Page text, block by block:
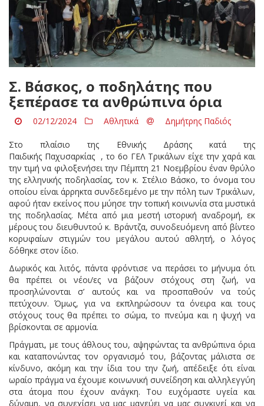
Σ. Βάσκος, ο ποδηλάτης που
ξεπέρασε τα ανθρώπινα όρια
02/12/2024 Αθλητικά Δημήτρης Παδιός
Στο πλαίσιο της Εθνικής Δράσης κατά της
Παιδικής Παχυσαρκίας , το 6ο ΓΕΛ Τρικάλων είχε την χαρά και
την τιμή να φιλοξενήσει την Πέμπτη 21 Νοεμβρίου έναν θρύλο
της ελληνικής ποδηλασίας, τον κ. Στέλιο Βάσκο, το όνομα του
οποίου είναι άρρηκτα συνδεδεμένο με την πόλη των Τρικάλων,
αφού ήταν εκείνος που μύησε την τοπική κοινωνία στα μυστικά
της ποδηλασίας. Μέτα από μια μεστή ιστορική αναδρομή, εκ
μέρους του διευθυντού κ. Βράντζα, συνοδευόμενη από βίντεο
κορυφαίων στιγμών του μεγάλου αυτού αθλητή, ο λόγος
δόθηκε στον ίδιο.
Δωρικός και λιτός, πάντα φρόντισε να περάσει το μήνυμα ότι
θα πρέπει οι νέοι/ες να βάζουν στόχους στη ζωή, να
προσηλώνονται σ’ αυτούς και να προσπαθούν να τούς
πετύχουν. Όμως, για να εκπληρώσουν τα όνειρα και τους
στόχους τους θα πρέπει το σώμα, το πνεύμα και η ψυχή να
βρίσκονται σε αρμονία.
Πράγματι, με τους άθλους του, αψηφώντας τα ανθρώπινα όρια
και καταπονώντας τον οργανισμό του, βάζοντας μάλιστα σε
κίνδυνο, ακόμη και την ίδια του την ζωή, απέδειξε ότι είναι
ωραίο πράγμα να έχουμε κοινωνική συνείδηση και αλληλεγγύη
στα άτομα που έχουν ανάγκη. Του ευχόμαστε υγεία και
δύναμη, να συνεχίσει να μας μαγεύει να μας συγκινεί και να